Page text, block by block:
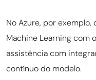
No Azure, por
Machine Learning com
assistência com
contínuo do modelo.